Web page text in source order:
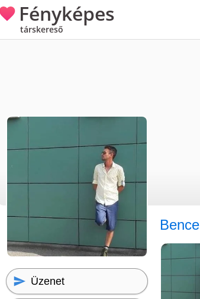
Fényképes
társkereső
Bence
Üzenet